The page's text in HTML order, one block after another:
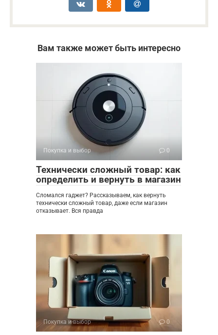
Вам также может быть интересно
Покупка и выбор 0
Технически сложный товар: как
определить и вернуть в магазин
Сломался гаджет? Рассказываем, как вернуть
технически сложный товар, даже если магазин
отказывает. Вся правда
Покупка и выбор 0